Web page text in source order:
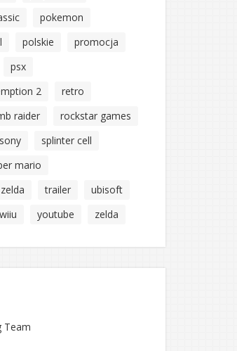
pokemon
polskie
promocja
psx
2
retro
raider
rockstar games
sony
splinter cell
mario
trailer
ubisoft
wiiu youtube zelda
Team